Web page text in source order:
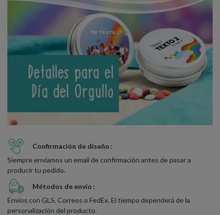
Confirmación de diseño
Siempre enviamos un email de confirmación antes de pasar a
producir tu pedido.
Métodos de envío
Envíos con GLS, Correos o FedEx. El tiempo dependerá de la
personalización del producto.